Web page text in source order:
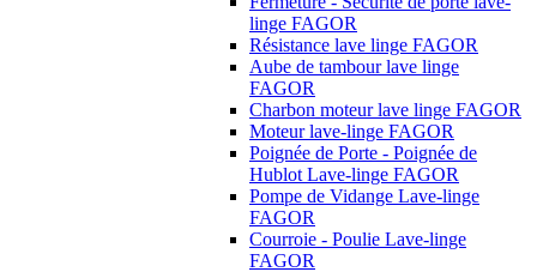
linge FAGOR
Résistance lave linge FAGOR
Aube de tambour lave linge
FAGOR
Charbon moteur lave linge FAGOR
Moteur lave-linge FAGOR
Poignée de Porte - Poignée de
Hublot Lave-linge FAGOR
Pompe de Vidange Lave-linge
FAGOR
Courroie - Poulie Lave-linge
FAGOR